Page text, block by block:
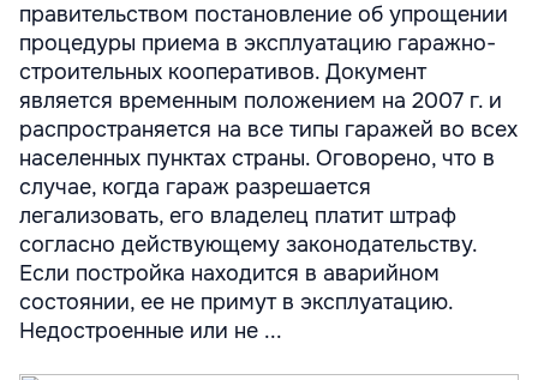
правительством постановление об упрощении
процедуры приема в эксплуатацию гаражно-
строительных кооперативов. Документ
является временным положением на 2007 г. и
распространяется на все типы гаражей во всех
населенных пунктах страны. Оговорено, что в
случае, когда гараж разрешается
легализовать, его владелец платит штраф
согласно действующему законодательству.
Если постройка находится в аварийном
состоянии, ее не примут в эксплуатацию.
Недостроенные или не ...